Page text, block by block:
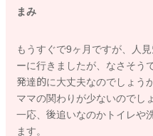
まみ
もうすぐで9ヶ月ですが、人
ーに行きましたが、なさそうで
発達的に大丈夫なのでしょう
ママの関わりが少ないのでし
一応、後追いなのかトイレや
ます。